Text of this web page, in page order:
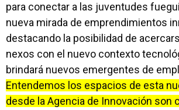
para conectar a las juventudes
nueva mirada de emprendimientos
destacando la posibilidad de
nexos con el nuevo contexto
brindará nuevos emergentes de
Entendemos los espacios de esta
desde la Agencia de Innovación son